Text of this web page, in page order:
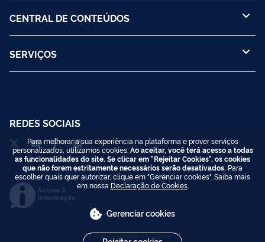
CENTRAL DE CONTEÚDOS
SERVIÇOS
REDES SOCIAIS
Acesso à
Informação
Para melhorar a sua experiência na plataforma e prover serviços
personalizados, utilizamos cookies. Ao aceitar, você terá acesso a todas
as funcionalidades do site. Se clicar em "Rejeitar Cookies", os cookies
que não forem estritamente necessários serão desativados. Para
escolher quais quer autorizar, clique em "Gerenciar cookies". Saiba mais
em nossa Declaração de Cookies.
Gerenciar cookies